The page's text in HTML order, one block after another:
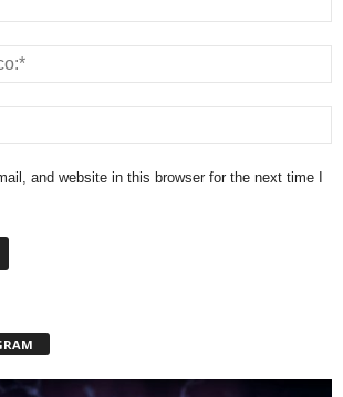
and website in this browser for the next time I